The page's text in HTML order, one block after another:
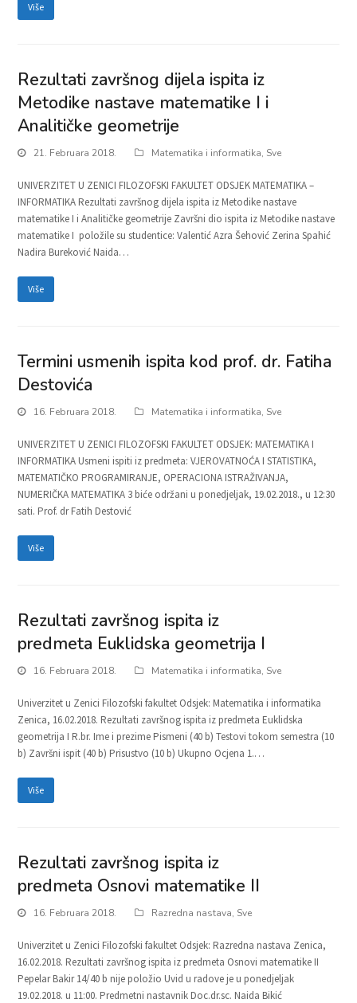
Više
Rezultati završnog dijela ispita iz
Metodike nastave matematike I i
Analitičke geometrije
21. Februara 2018. Matematika i informatika, Sve
UNIVERZITET U ZENICI FILOZOFSKI FAKULTET ODSJEK MATEMATIKA –
INFORMATIKA Rezultati završnog dijela ispita iz Metodike nastave
matematike I i Analitičke geometrije Završni dio ispita iz Metodike nastave
matematike I položile su studentice: Valentić Azra Šehović Zerina Spahić
Nadira Bureković Naida…
Više
Termini usmenih ispita kod prof. dr. Fatiha
Destovića
16. Februara 2018. Matematika i informatika, Sve
UNIVERZITET U ZENICI FILOZOFSKI FAKULTET ODSJEK: MATEMATIKA I
INFORMATIKA Usmeni ispiti iz predmeta: VJEROVATNOĆA I STATISTIKA,
MATEMATIČKO PROGRAMIRANJE, OPERACIONA ISTRAŽIVANJA,
NUMERIČKA MATEMATIKA 3 biće održani u ponedjeljak, 19.02.2018., u 12:30
sati. Prof. dr Fatih Destović
Više
Rezultati završnog ispita iz
predmeta Euklidska geometrija I
16. Februara 2018. Matematika i informatika, Sve
Univerzitet u Zenici Filozofski fakultet Odsjek: Matematika i informatika
Zenica, 16.02.2018. Rezultati završnog ispita iz predmeta Euklidska
geometrija I R.br. Ime i prezime Pismeni (40 b) Testovi tokom semestra (10
b) Završni ispit (40 b) Prisustvo (10 b) Ukupno Ocjena 1.…
Više
Rezultati završnog ispita iz
predmeta Osnovi matematike II
16. Februara 2018. Razredna nastava, Sve
Univerzitet u Zenici Filozofski fakultet Odsjek: Razredna nastava Zenica,
16.02.2018. Rezultati završnog ispita iz predmeta Osnovi matematike II
Pepelar Bakir 14/40 b nije položio Uvid u radove je u ponedjeljak
19.02.2018. u 11:00. Predmetni nastavnik Doc.dr.sc. Naida Bikić